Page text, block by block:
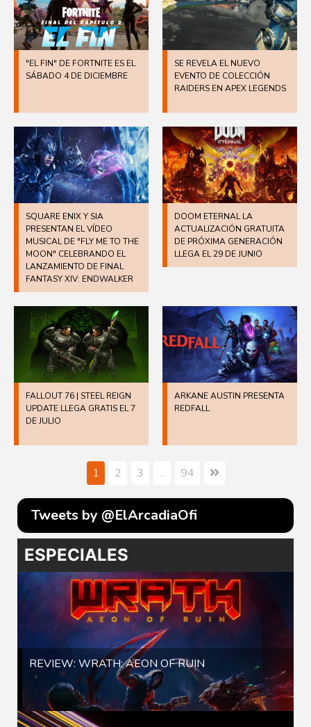
"EL FIN" DE FORTNITE ES EL
SÁBADO 4 DE DICIEMBRE
SE REVELA EL NUEVO
EVENTO DE COLECCIÓN
RAIDERS EN APEX LEGENDS
SQUARE ENIX Y SIA
PRESENTAN EL VÍDEO
MUSICAL DE "FLY ME TO THE
MOON" CELEBRANDO EL
LANZAMIENTO DE FINAL
FANTASY XIV: ENDWALKER
DOOM ETERNAL LA
ACTUALIZACIÓN GRATUITA
DE PRÓXIMA GENERACIÓN
LLEGA EL 29 DE JUNIO
FALLOUT 76 | STEEL REIGN
UPDATE LLEGA GRATIS EL 7
DE JULIO
ARKANE AUSTIN PRESENTA
REDFALL
1 2 3 ... 94
Tweets by @ElArcadiaOfi
ESPECIALES
REVIEW: WRATH: AEON OF RUIN